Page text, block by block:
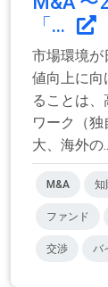
「...
市場環境が
値向上に向
ることは
ワーク（
大、海外の
M&A 知
ファンド
交渉 バ